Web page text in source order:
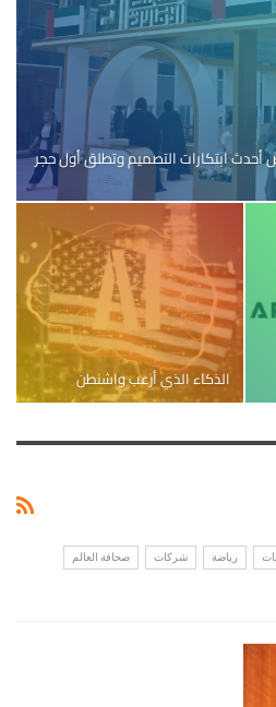
ابتكارات التصميم وتطلق أول حجر
الذكاء الذي أرعب واشنطن
رياضة شركات صحافة العالم